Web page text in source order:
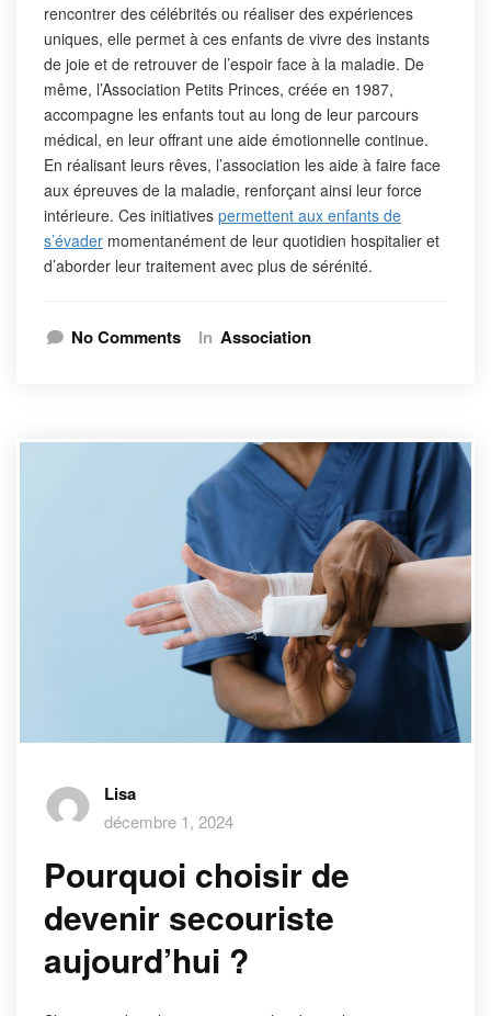
rencontrer des célébrités ou réaliser des expériences
uniques, elle permet à ces enfants de vivre des instants
de joie et de retrouver de l’espoir face à la maladie. De
même, l’Association Petits Princes, créée en 1987,
accompagne les enfants tout au long de leur parcours
médical, en leur offrant une aide émotionnelle continue.
En réalisant leurs rêves, l’association les aide à faire face
aux épreuves de la maladie, renforçant ainsi leur force
intérieure. Ces initiatives permettent aux enfants de
s’évader momentanément de leur quotidien hospitalier et
d’aborder leur traitement avec plus de sérénité.
No Comments In Association
Lisa
décembre 1, 2024
Pourquoi choisir de
devenir secouriste
aujourd’hui ?